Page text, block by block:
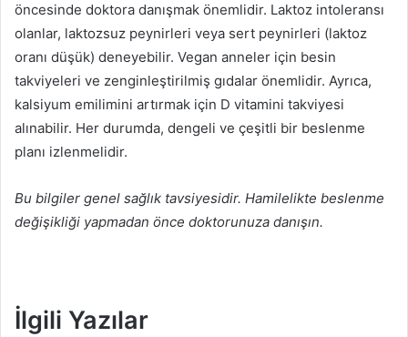
öncesinde doktora danışmak önemlidir. Laktoz intoleransı
olanlar, laktozsuz peynirleri veya sert peynirleri (laktoz
oranı düşük) deneyebilir. Vegan anneler için besin
takviyeleri ve zenginleştirilmiş gıdalar önemlidir. Ayrıca,
kalsiyum emilimini artırmak için D vitamini takviyesi
alınabilir. Her durumda, dengeli ve çeşitli bir beslenme
planı izlenmelidir.
Bu bilgiler genel sağlık tavsiyesidir. Hamilelikte beslenme
değişikliği yapmadan önce doktorunuza danışın.
İlgili Yazılar